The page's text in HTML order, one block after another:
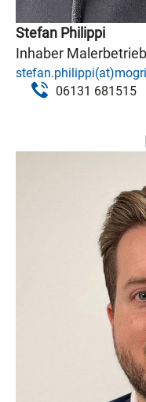
Stefan Philippi
Inhaber
06131 681515‬